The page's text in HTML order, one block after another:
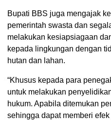
Bupati BBS juga mengajak
pemerintah swasta dan
melakukan kesiapsiagaan
kepada lingkungan dengan
hutan dan lahan.
“Khusus kepada para
untuk melakukan
hukum. Apabila ditemukan
sehingga dapat memberi